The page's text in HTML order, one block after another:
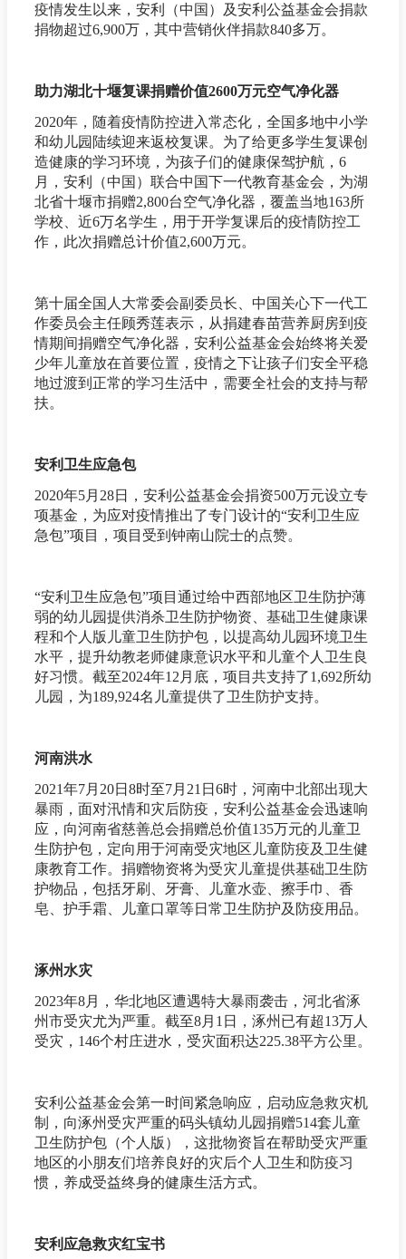
疫情发生以来，安利（中国）及安利公益基金会捐款
捐物超过6,900万，其中营销伙伴捐款840多万。
助力湖北十堰复课捐赠价值2600万元空气净化器
2020年，随着疫情防控进入常态化，全国多地中小学
和幼儿园陆续迎来返校复课。为了给更多学生复课创
造健康的学习环境，为孩子们的健康保驾护航，6
月，安利（中国）联合中国下一代教育基金会，为湖
北省十堰市捐赠2,800台空气净化器，覆盖当地163所
学校、近6万名学生，用于开学复课后的疫情防控工
作，此次捐赠总计价值2,600万元。
第十届全国人大常委会副委员长、中国关心下一代工
作委员会主任顾秀莲表示，从捐建春苗营养厨房到疫
情期间捐赠空气净化器，安利公益基金会始终将关爱
少年儿童放在首要位置，疫情之下让孩子们安全平稳
地过渡到正常的学习生活中，需要全社会的支持与帮
扶。
安利卫生应急包
2020年5月28日，安利公益基金会捐资500万元设立专
项基金，为应对疫情推出了专门设计的“安利卫生应
急包”项目，项目受到钟南山院士的点赞。
“安利卫生应急包”项目通过给中西部地区卫生防护薄
弱的幼儿园提供消杀卫生防护物资、基础卫生健康课
程和个人版儿童卫生防护包，以提高幼儿园环境卫生
水平，提升幼教老师健康意识水平和儿童个人卫生良
好习惯。截至2024年12月底，项目共支持了1,692所幼
儿园，为189,924名儿童提供了卫生防护支持。
河南洪水
2021年7月20日8时至7月21日6时，河南中北部出现大
暴雨，面对汛情和灾后防疫，安利公益基金会迅速响
应，向河南省慈善总会捐赠总价值135万元的儿童卫
生防护包，定向用于河南受灾地区儿童防疫及卫生健
康教育工作。捐赠物资将为受灾儿童提供基础卫生防
护物品，包括牙刷、牙膏、儿童水壶、擦手巾、香
皂、护手霜、儿童口罩等日常卫生防护及防疫用品。
涿州水灾
2023年8月，华北地区遭遇特大暴雨袭击，河北省涿
州市受灾尤为严重。截至8月1日，涿州已有超13万人
受灾，146个村庄进水，受灾面积达225.38平方公里。
安利公益基金会第一时间紧急响应，启动应急救灾机
制，向涿州受灾严重的码头镇幼儿园捐赠514套儿童
卫生防护包（个人版），这批物资旨在帮助受灾严重
地区的小朋友们培养良好的灾后个人卫生和防疫习
惯，养成受益终身的健康生活方式。
安利应急救灾红宝书